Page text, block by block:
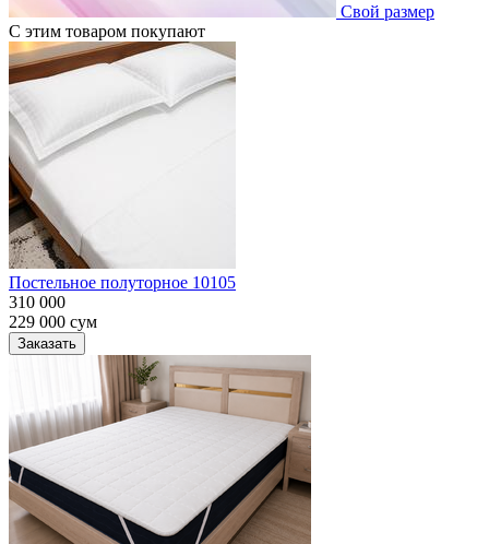
Свой размер
С этим товаром покупают
Постельное полуторное 10105
310 000
229 000 сум
Заказать